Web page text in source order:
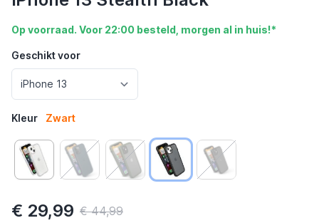
Op voorraad. Voor 22:00 besteld, morgen al in huis!*
Geschikt voor
Kleur Zwart
€ 29,99 € 44,99